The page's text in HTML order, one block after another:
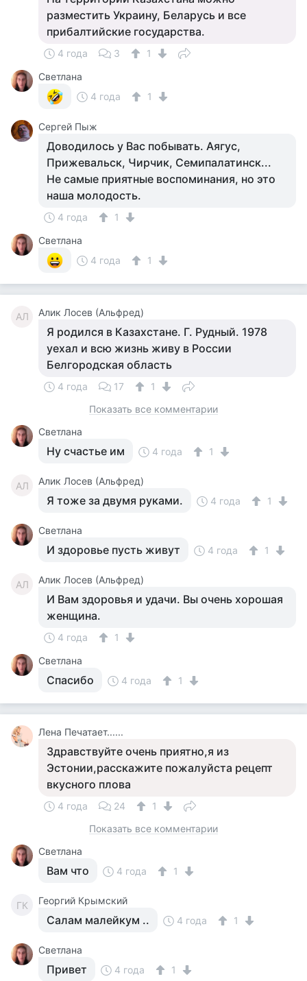
разместить Украину, Беларусь и все
прибалтийские государства.
4 года 3
1
Светлана
4 года
1
Сергей Пыж
Доводилось у Вас побывать. Аягус,
Прижевальск, Чирчик, Семипалатинск...
Не самые приятные воспоминания, но это
наша молодость.
4 года
1
Светлана
4 года
1
АЛ Алик Лосев (Альфред)
Я родился в Казахстане. Г. Рудный. 1978
уехал и всю жизнь живу в России
Белгородская область
4 года 17
1
Показать все комментарии
Светлана
Ну счастье им 4 года 1
АЛ Алик Лосев (Альфред)
Я тоже за двумя руками. 4 года 1
Светлана
И здоровье пусть живут 4 года 1
АЛ Алик Лосев (Альфред)
И Вам здоровья и удачи. Вы очень хорошая
женщина.
4 года
1
Светлана
Спасибо 4 года 1
Лена Печатает......
Здравствуйте очень приятно,я из
Эстонии,расскажите пожалуйста рецепт
вкусного плова
4 года 24
1
Показать все комментарии
Светлана
Вам что 4 года 1
ГК Георгий Крымский
Салам малейкум .. 4 года 1
Светлана
Привет 4 года 1